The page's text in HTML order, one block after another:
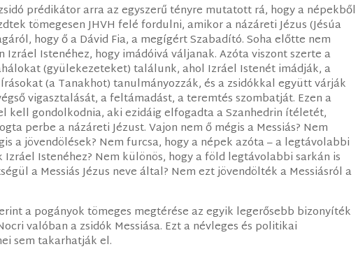
prédikátor arra az egyszerű tényre mutatott rá, hogy a népekből
tömegesen JHVH felé fordulni, amikor a názáreti Jézus (Jésúa
hogy ő a Dávid Fia, a megígért Szabadító. Soha előtte nem
Istenéhez, hogy imádóivá váljanak. Azóta viszont szerte a
(gyülekezeteket) találunk, ahol Izráel Istenét imádják, a
(a Tanakhot) tanulmányozzák, és a zsidókkal együtt várják
vigasztalását, a feltámadást, a teremtés szombatját. Ezen a
kell gondolkodnia, aki ezidáig elfogadta a Szanhedrin ítéletét,
perbe a názáreti Jézust. Vajon nem ő mégis a Messiás? Nem
a jövendölések? Nem furcsa, hogy a népek azóta – a legtávolabbi
Istenéhez? Nem különös, hogy a föld legtávolabbi sarkán is
a Messiás Jézus neve által? Nem ezt jövendölték a Messiásról a
a pogányok tömeges megtérése az egyik legerősebb bizonyíték
valóban a zsidók Messiása. Ezt a névleges és politikai
sem takarhatják el.